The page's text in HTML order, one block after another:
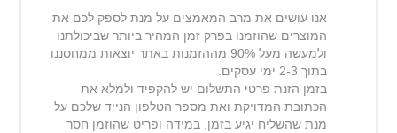
אנו עושים את מרב המאמצים על מנת לספק לכם את
המוצרים שהוזמנו בפרק זמן המהיר ביותר שביכולתנו
ולמעשה מעל 90% מההזמנות באתר יוצאות ממחסננו
בתוך 2-3 ימי עסקים.
בזמן הזנת פרטי התשלום יש להקפיד ולמלא את
הכתובת המדויקת ואת מספר הטלפון הנייד שלכם על
מנת שהשליח יגיע בזמן. במידה ופריט שהוזמן חסר